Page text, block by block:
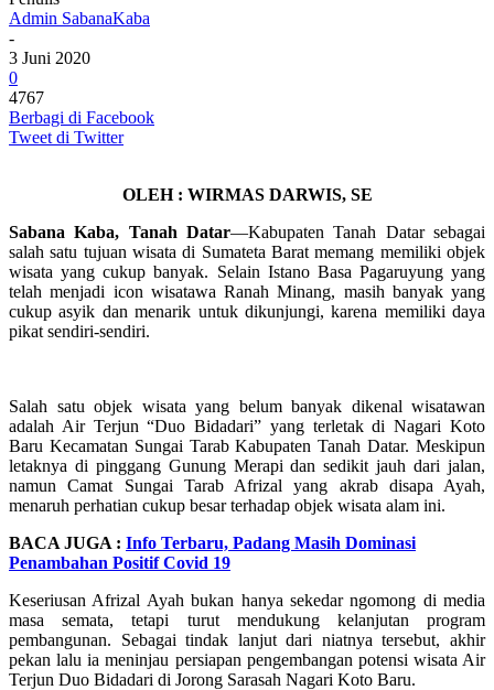
Admin SabanaKaba
-
3 Juni 2020
0
4767
Berbagi di Facebook
Tweet di Twitter
OLEH : WIRMAS DARWIS, SE
Sabana Kaba, Tanah Datar—Kabupaten Tanah Datar sebagai
salah satu tujuan wisata di Sumateta Barat memang memiliki objek
wisata yang cukup banyak. Selain Istano Basa Pagaruyung yang
telah menjadi icon wisatawa Ranah Minang, masih banyak yang
cukup asyik dan menarik untuk dikunjungi, karena memiliki daya
pikat sendiri-sendiri.
Salah satu objek wisata yang belum banyak dikenal wisatawan
adalah Air Terjun “Duo Bidadari” yang terletak di Nagari Koto
Baru Kecamatan Sungai Tarab Kabupaten Tanah Datar. Meskipun
letaknya di pinggang Gunung Merapi dan sedikit jauh dari jalan,
namun Camat Sungai Tarab Afrizal yang akrab disapa Ayah,
menaruh perhatian cukup besar terhadap objek wisata alam ini.
BACA JUGA : Info Terbaru, Padang Masih Dominasi
Penambahan Positif Covid 19
Keseriusan Afrizal Ayah bukan hanya sekedar ngomong di media
masa semata, tetapi turut mendukung kelanjutan program
pembangunan. Sebagai tindak lanjut dari niatnya tersebut, akhir
pekan lalu ia meninjau persiapan pengembangan potensi wisata Air
Terjun Duo Bidadari di Jorong Sarasah Nagari Koto Baru.